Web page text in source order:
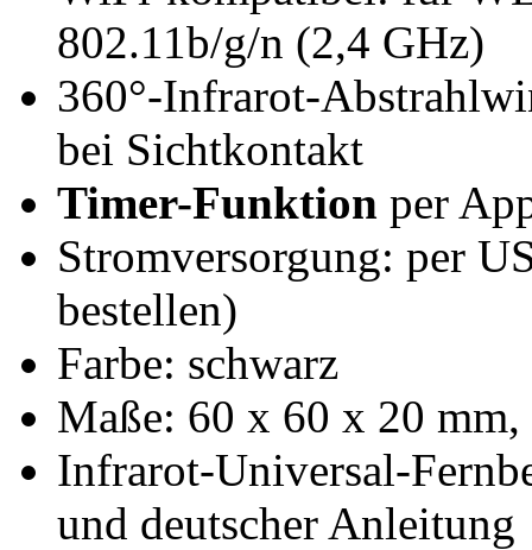
802.11b/g/n (2,4 GHz)
360°-Infrarot-
bei Sichtkontakt
Timer-Funktion per
Stromversorgung: per
bestellen)
Farbe: schwarz
Maße: 60 x 60 x 20
Infrarot-Universal-
und deutscher Anleitung